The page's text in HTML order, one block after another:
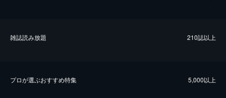
雑誌読み放題 210誌以上
プロが選ぶおすすめ特集 5,000以上